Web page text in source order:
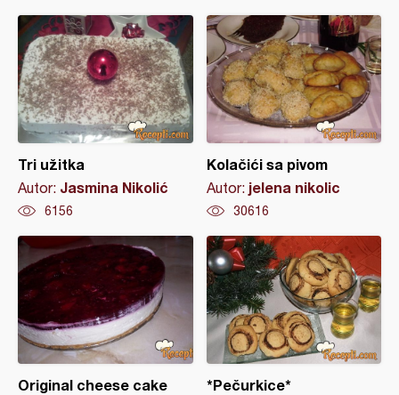
Tri užitka
Autor: Jasmina Nikolić
6156
Kolačići sa pivom
Autor: jelena nikolic
30616
Original cheese cake *Pečurkice*